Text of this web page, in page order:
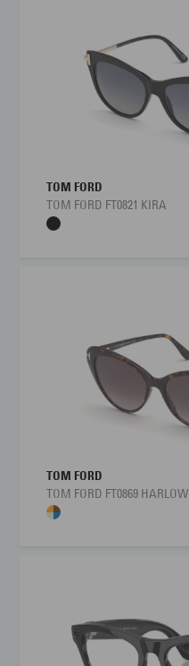
TOM FORD
TOM FORD FT0821 KIRA
TOM FORD
TOM FORD FT0869 HARLOW